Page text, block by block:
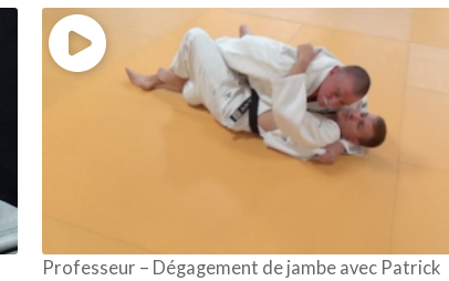
Professeur – Dégagement de jambe avec Patrick